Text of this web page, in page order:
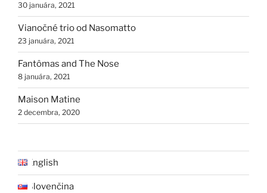
30 januára, 2021
Vianočné trio od Nasomatto
23 januára, 2021
Fantômas and The Nose
8 januára, 2021
Maison Matine
2 decembra, 2020
English
Slovenčina